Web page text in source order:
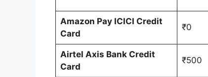
Amazon Pay ICICI Credit
Card
₹0
Airtel Axis Bank Credit
Card
₹500